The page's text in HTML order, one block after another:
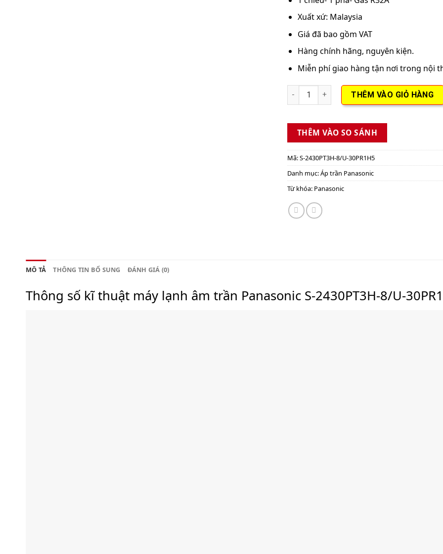
Xuất xứ: Malaysia
Giá đã bao gồm VAT
Hàng chính hãng, nguyên kiện.
Miễn phí giao hàng tận nơi trong nội
Máy lạnh áp trần Panasonic Inverter 3.5HP
THÊM VÀO GIỎ HÀNG
THÊM VÀO SO SÁNH
Mã:S-2430PT3H-8/U-30PR1H5
Danh mục:Áp trần Panasonic
Từ khóa: Panasonic
MÔ TẢ THÔNG TIN BỔ SUNG ĐÁNH GIÁ (0)
Thông số kĩ thuật máy lạnh âm trần Panasonic S-2430PT3H-8/U-